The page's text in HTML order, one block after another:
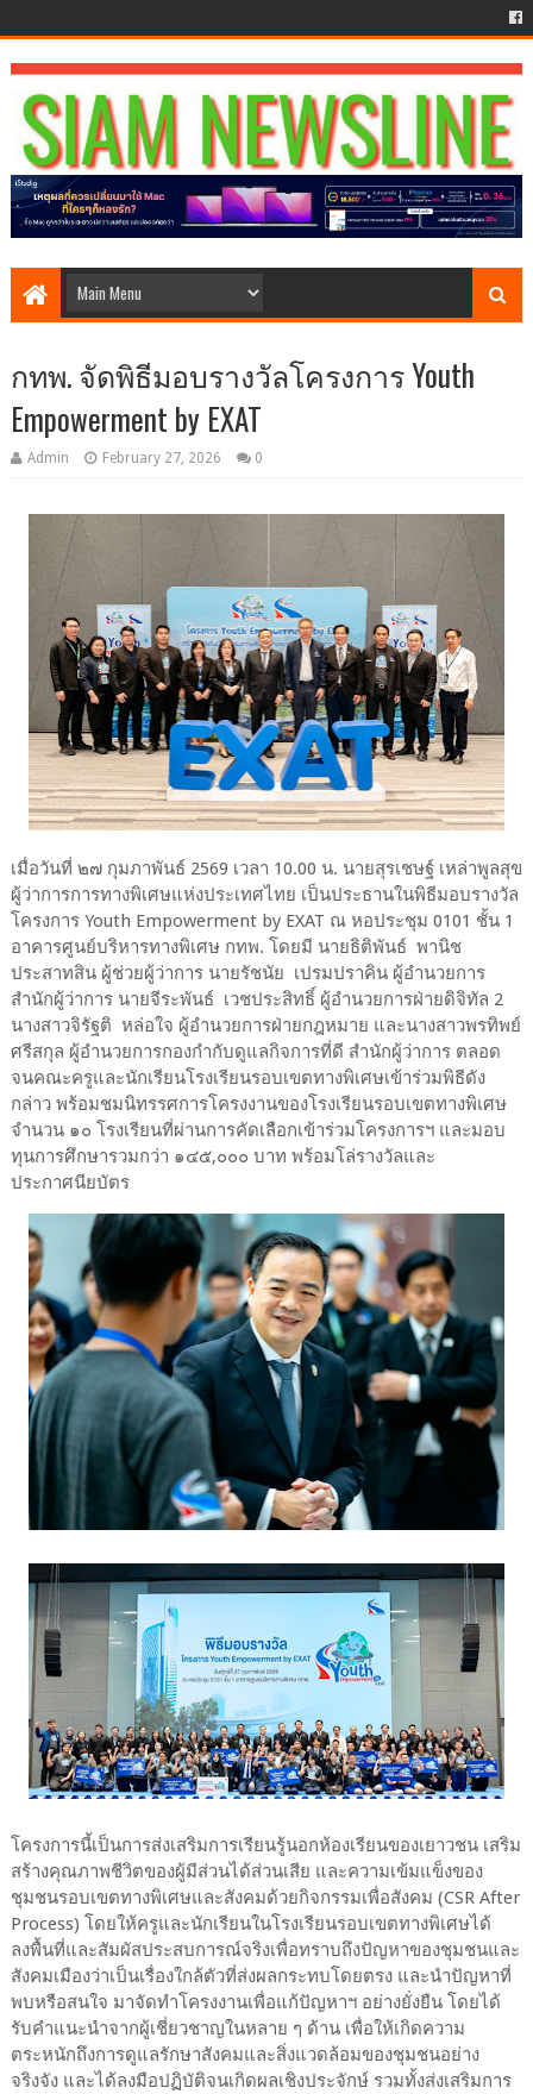
กทพ. จัดพิธีมอบรางวัลโครงการ Youth
Empowerment by EXAT
Admin February 27, 2026 0
เมื่อวันที่ ๒๗ กุมภาพันธ์ 2569 เวลา 10.00 น. นายสุรเชษฐ์ เหล่าพูลสุข
ผู้ว่าการการทางพิเศษแห่งประเทศไทย เป็นประธานในพิธีมอบรางวัล
โครงการ Youth Empowerment by EXAT ณ หอประชุม 0101 ชั้น 1
อาคารศูนย์บริหารทางพิเศษ กทพ. โดยมี นายธิติพันธ์ พานิช
ประสาทสิน ผู้ช่วยผู้ว่าการ นายรัชนัย เปรมปราคิน ผู้อำนวยการ
สำนักผู้ว่าการ นายจีระพันธ์ เวชประสิทธิ์ ผู้อำนวยการฝ่ายดิจิทัล 2
นางสาวจิรัฐติ หล่อใจ ผู้อำนวยการฝ่ายกฎหมาย และนางสาวพรทิพย์
ศรีสกุล ผู้อำนวยการกองกำกับดูแลกิจการที่ดี สำนักผู้ว่าการ ตลอด
จนคณะครูและนักเรียนโรงเรียนรอบเขตทางพิเศษเข้าร่วมพิธีดัง
กล่าว พร้อมชมนิทรรศการโครงงานของโรงเรียนรอบเขตทางพิเศษ
จำนวน ๑๐ โรงเรียนที่ผ่านการคัดเลือกเข้าร่วมโครงการฯ และมอบ
ทุนการศึกษารวมกว่า ๑๔๕,๐๐๐ บาท พร้อมโล่รางวัลและ
ประกาศนียบัตร
โครงการนี้เป็นการส่งเสริมการเรียนรู้นอกห้องเรียนของเยาวชน เสริม
สร้างคุณภาพชีวิตของผู้มีส่วนได้ส่วนเสีย และความเข้มแข็งของ
ชุมชนรอบเขตทางพิเศษและสังคมด้วยกิจกรรมเพื่อสังคม (CSR After
Process) โดยให้ครูและนักเรียนในโรงเรียนรอบเขตทางพิเศษได้
ลงพื้นที่และสัมผัสประสบการณ์จริงเพื่อทราบถึงปัญหาของชุมชนและ
สังคมเมืองว่าเป็นเรื่องใกล้ตัวที่ส่งผลกระทบโดยตรง และนำปัญหาที่
พบหรือสนใจ มาจัดทำโครงงานเพื่อแก้ปัญหาฯ อย่างยั่งยืน โดยได้
รับคำแนะนำจากผู้เชี่ยวชาญในหลาย ๆ ด้าน เพื่อให้เกิดความ
ตระหนักถึงการดูแลรักษาสังคมและสิ่งแวดล้อมของชุมชนอย่าง
จริงจัง และได้ลงมือปฏิบัติจนเกิดผลเชิงประจักษ์ รวมทั้งส่งเสริมการ